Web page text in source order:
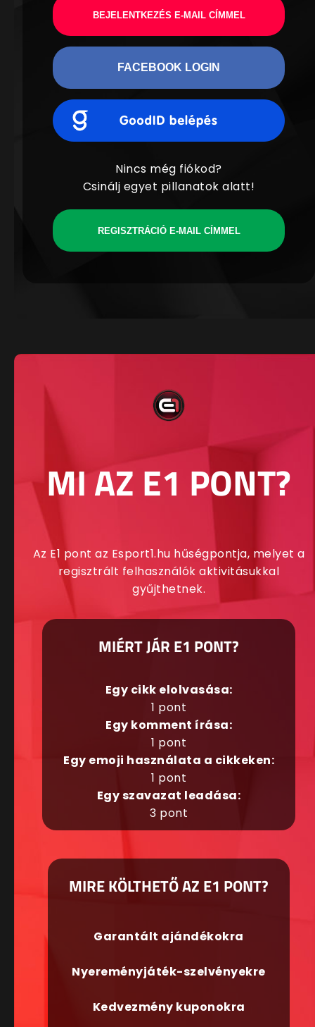
BEJELENTKEZÉS E-MAIL CÍMMEL
FACEBOOK LOGIN
Nincs még fiókod?
Csinálj egyet pillanatok alatt!
REGISZTRÁCIÓ E-MAIL CÍMMEL
MI AZ E1 PONT?
Az E1 pont az Esport1.hu hűségpontja, melyet a
regisztrált felhasználók aktivitásukkal
gyűjthetnek.
MIÉRT JÁR E1 PONT?
Egy cikk elolvasása:
1 pont
Egy komment írása:
1 pont
Egy emoji használata a cikkeken:
1 pont
Egy szavazat leadása:
3 pont
MIRE KÖLTHETŐ AZ E1 PONT?
Garantált ajándékokra
Nyereményjáték-szelvényekre
Kedvezmény kuponokra